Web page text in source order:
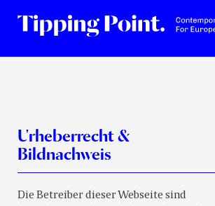
Urheberrecht &
Bildnachweis
Die Betreiber dieser Webseite sind